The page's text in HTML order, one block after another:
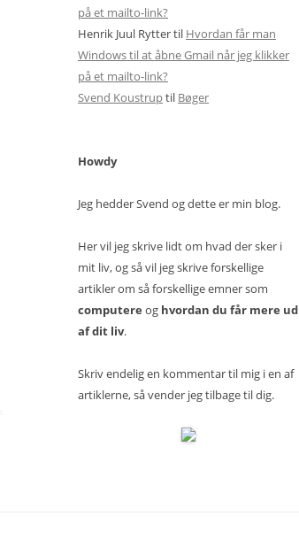
på et mailto-link?
Henrik Juul Ryttertil Hvordan får man
Windows til at åbne Gmail når jeg klikker
på et mailto-link?
Svend Koustruptil Bøger
Howdy
Jeg hedder Svend og dette er min blog.
Her vil jeg skrive lidt om hvad der sker i
mit liv, og så vil jeg skrive forskellige
artikler om så forskellige emner som
computere og hvordan du får mere ud
af dit liv.
Skriv endelig en kommentar til mig i en af
artiklerne, så vender jeg tilbage til dig.